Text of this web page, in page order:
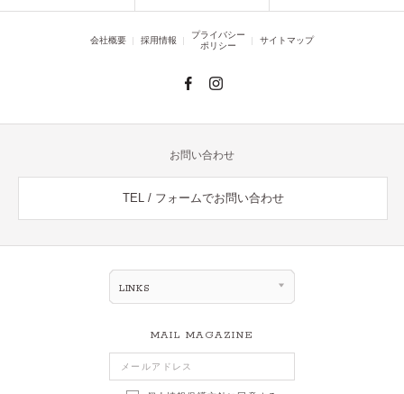
会社概要 採用情報
プライバシー
ポリシー
サイトマップ
お問い合わせ
TEL / フォームでお問い合わせ
LINKS
MAIL MAGAZINE